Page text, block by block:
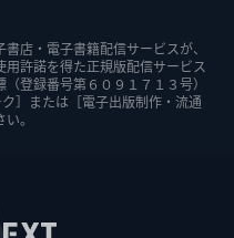
店・電子書籍配信サービスが、
許諾を得た正規版配信サービス
登録番号第６０９１７１３号）
］または［電子出版制作・流通
。